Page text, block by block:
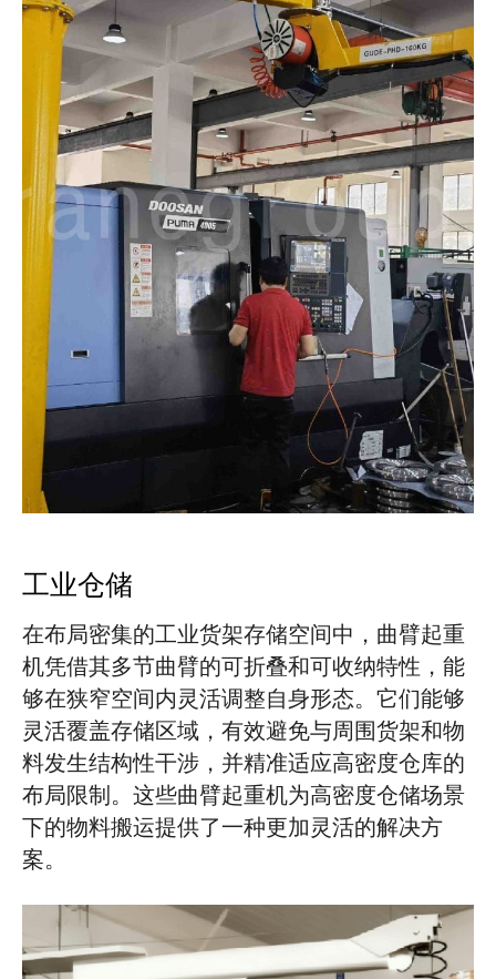
工业仓储
在布局密集的工业货架存储空间中，曲臂起重
机凭借其多节曲臂的可折叠和可收纳特性，能
够在狭窄空间内灵活调整自身形态。它们能够
灵活覆盖存储区域，有效避免与周围货架和物
料发生结构性干涉，并精准适应高密度仓库的
布局限制。这些曲臂起重机为高密度仓储场景
下的物料搬运提供了一种更加灵活的解决方
案。